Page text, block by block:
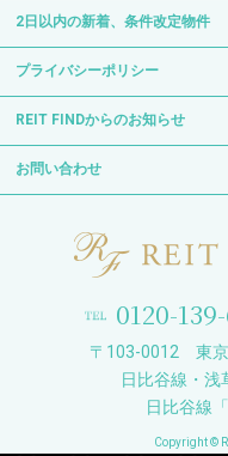
2日以内の新着、条件改定物件
プライバシーポリシー
REIT FINDからのお知らせ
お問い合わせ
0120-
〒103-0012 東京
日比谷線・浅
日比谷線
Copyright ©